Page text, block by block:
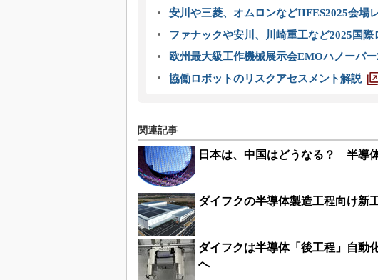
安川や三菱、オムロンなどIIFES2025会場
ファナックや安川、川崎重工など2025国
欧州最大級工作機械展示会EMOハノーバ
協働ロボットのリスクアセスメント解説
関連記事
日本は、中国はどうなる？ 半導
ダイフクの半導体製造工程向け新
ダイフクは半導体「後工程」自動
へ